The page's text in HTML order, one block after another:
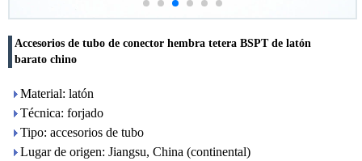
Accesorios de tubo de conector hembra tetera BSPT de latón
barato chino
Material: latón
Técnica: forjado
Tipo: accesorios de tubo
Lugar de origen: Jiangsu, China (continental)